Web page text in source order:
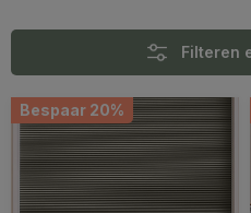
Filteren
Bespaar 20%